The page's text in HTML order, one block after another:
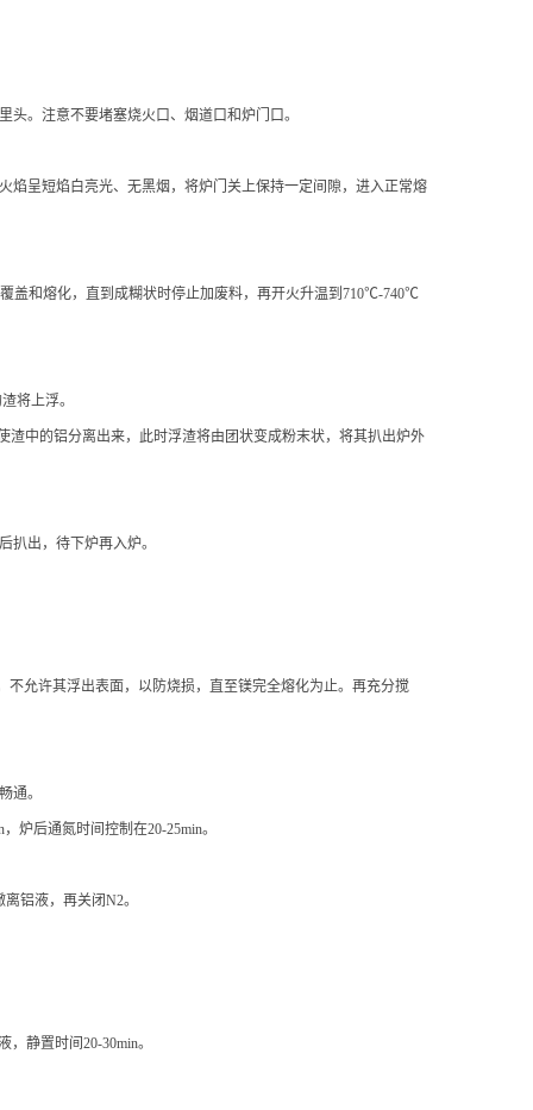
。注意不要堵塞烧火口、烟道口和炉门口。
焰呈短焰白亮光、无黑烟，将炉门关上保持一定间隙，进入正常熔
盖和熔化，直到成糊状时停止加废料，再开火升温到710℃-740℃
将上浮。
渣中的铝分离出来，此时浮渣将由团状变成粉末状，将其扒出炉外
扒出，待下炉再入炉。
允许其浮出表面，以防烧损，直至镁完全熔化为止。再充分搅
通。
炉后通氮时间控制在20-25min。
铝液，再关闭N2。
静置时间20-30min。